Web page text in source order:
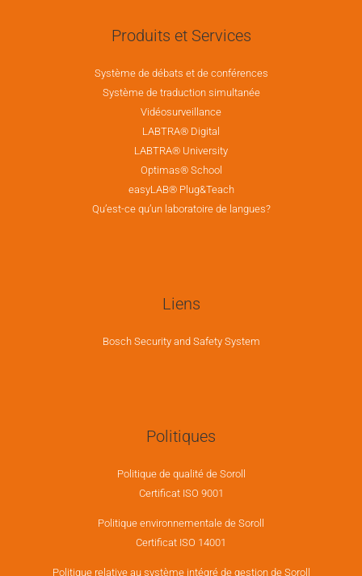
Produits et Services
Système de débats et de conférences
Système de traduction simultanée
Vidéosurveillance
LABTRA® Digital
LABTRA® University
Optimas® School
easyLAB® Plug&Teach
Qu’est-ce qu’un laboratoire de langues?
Liens
Bosch Security and Safety System
Politiques
Politique de qualité de Soroll
Certificat ISO 9001
Politique environnementale de Soroll
Certificat ISO 14001
Politique relative au système intégré de gestion de Soroll